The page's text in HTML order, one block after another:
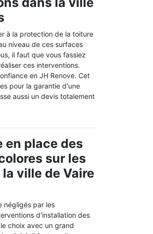
à la protection de la toiture
niveau de ces surfaces
il faut que vous fassiez
ces interventions.
en JH Renove. Cet
pour la garantie d'une
aussi un devis totalement
en place des
sur les
ville de Vaire
négligés par les
d'installation des
choix avec un grand